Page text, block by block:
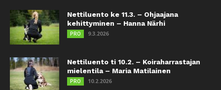
Nettiluento ke 11.3. – Ohjaajana
kehittyminen – Hanna Närhi
PRO 9.3.2026
Nettiluento ti 10.2. – Koiraharrastajan
mielentila – Maria Matilainen
PRO 10.2.2026